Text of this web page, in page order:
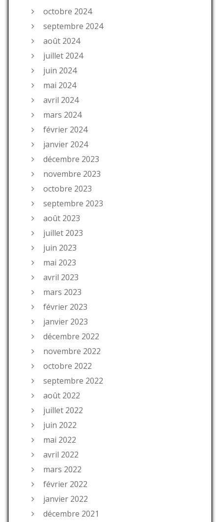
octobre 2024
septembre 2024
août 2024
juillet 2024
juin 2024
mai 2024
avril 2024
mars 2024
février 2024
janvier 2024
décembre 2023
novembre 2023
octobre 2023
septembre 2023
août 2023
juillet 2023
juin 2023
mai 2023
avril 2023
mars 2023
février 2023
janvier 2023
décembre 2022
novembre 2022
octobre 2022
septembre 2022
août 2022
juillet 2022
juin 2022
mai 2022
avril 2022
mars 2022
février 2022
janvier 2022
décembre 2021